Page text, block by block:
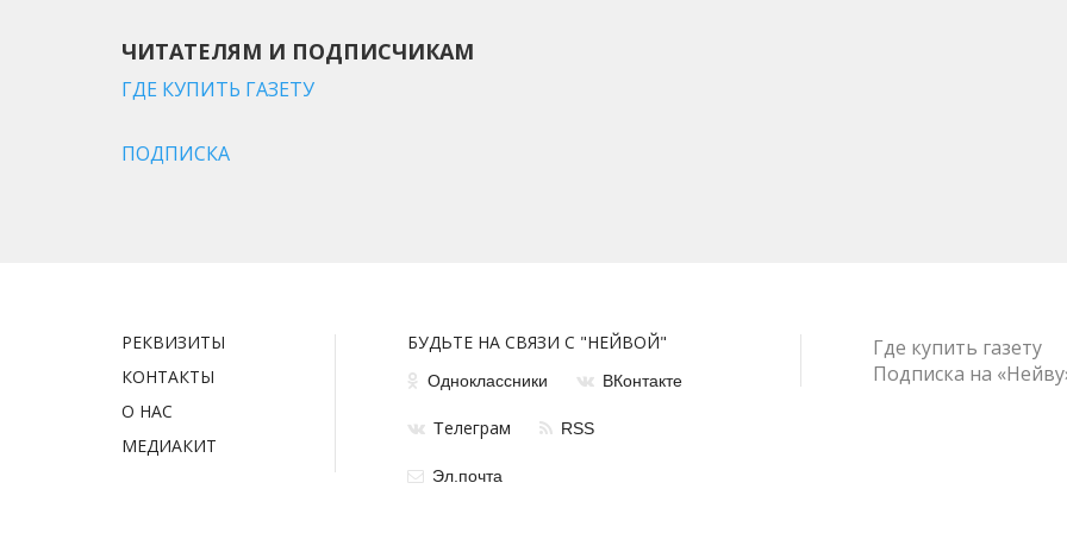
ЧИТАТЕЛЯМ И ПОДПИСЧИКАМ
ГДЕ КУПИТЬ ГАЗЕТУ
ПОДПИСКА
РЕКВИЗИТЫ
КОНТАКТЫ
О НАС
МЕДИАКИТ
БУДЬТЕ НА СВЯЗИ С "НЕЙВОЙ"
Одноклассники ВКонтакте
Телеграм RSS
Эл.почта
Где купить газету
Подписка на